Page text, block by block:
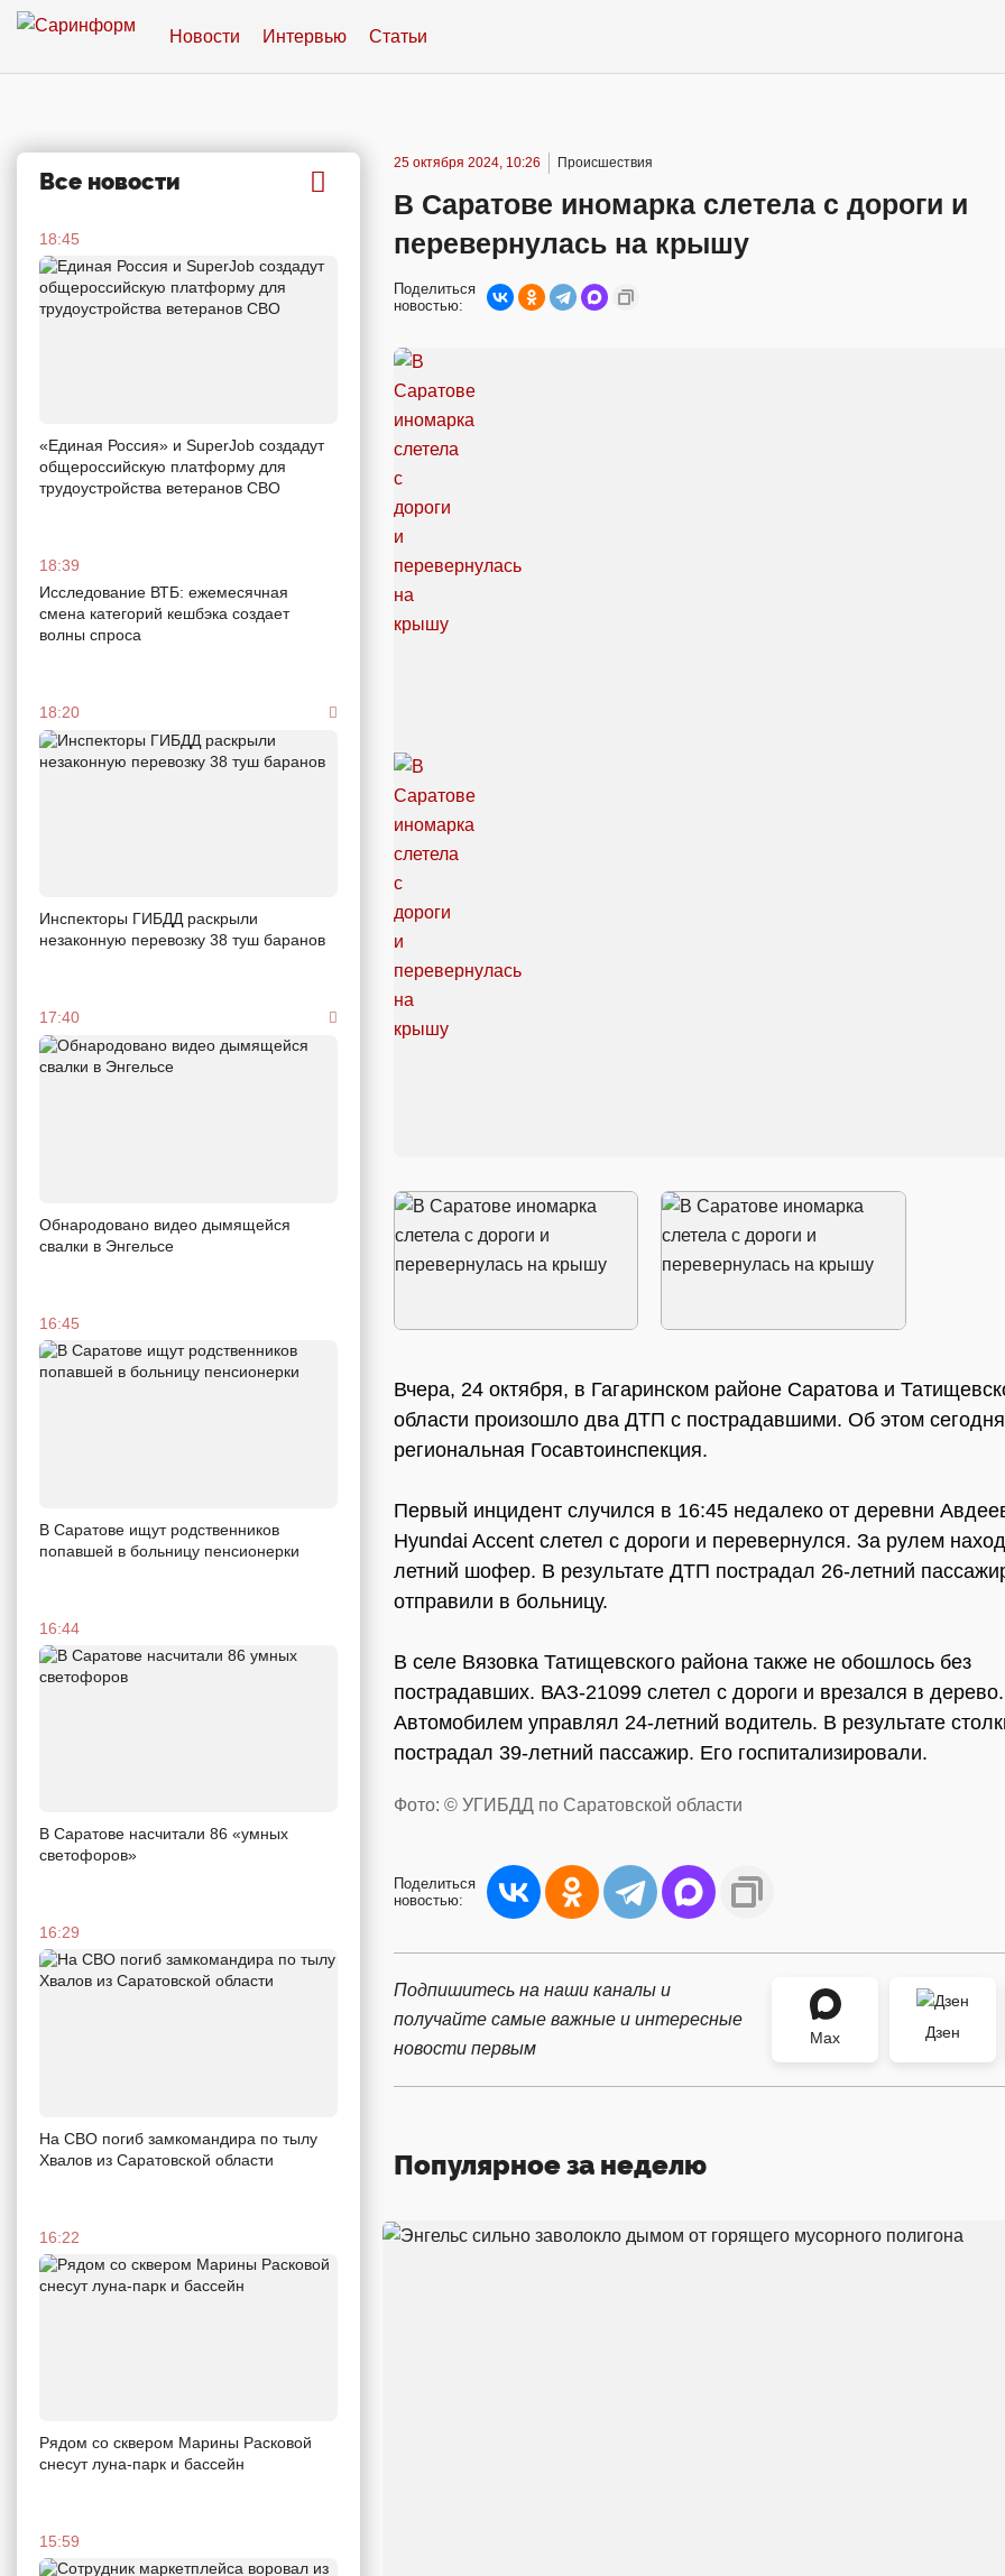
Новости Интервью Статьи
Все новости
18:45
«Единая Россия» и SuperJob создадут
общероссийскую платформу для
трудоустройства ветеранов СВО
18:39
Исследование ВТБ: ежемесячная
смена категорий кешбэка создает
волны спроса
18:20
Инспекторы ГИБДД раскрыли
незаконную перевозку 38 туш баранов
17:40
Обнародовано видео дымящейся
свалки в Энгельсе
16:45
В Саратове ищут родственников
попавшей в больницу пенсионерки
16:44
В Саратове насчитали 86 «умных
светофоров»
16:29
На СВО погиб замкомандира по тылу
Хвалов из Саратовской области
16:22
Рядом со сквером Марины Расковой
снесут луна-парк и бассейн
15:59
25 октября 2024, 10:26 Происшествия
В Саратове иномарка слетела с дороги и
перевернулась на крышу
Поделиться
новостью:
Вчера, 24 октября, в Гагаринском районе Саратова и
области произошло два ДТП с пострадавшими. Об этом
региональная Госавтоинспекция.
Первый инцидент случился в 16:45 недалеко от деревни
Hyundai Accent слетел с дороги и перевернулся. За рулем
летний шофер. В результате ДТП пострадал 26-летний
отправили в больницу.
В селе Вязовка Татищевского района также не обошлось без
пострадавших. ВАЗ-21099 слетел с дороги и врезался в дерево.
Автомобилем управлял 24-летний водитель. В результате
пострадал 39-летний пассажир. Его госпитализировали.
Фото: © УГИБДД по Саратовской области
Поделиться
новостью:
Подпишитесь на наши каналы и
получайте самые важные и интересные
новости первым
Max Дзен
Популярное за неделю